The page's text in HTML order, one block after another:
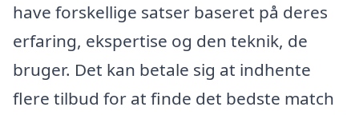
have forskellige satser baseret på deres
erfaring, ekspertise og den teknik, de
bruger. Det kan betale sig at indhente
flere tilbud for at finde det bedste match